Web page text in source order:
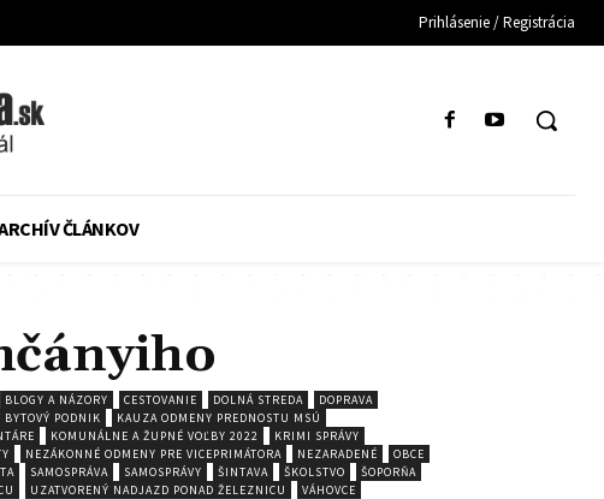
Prihlásenie / Registrácia
ČLÁNKOV
BLOGY A NÁZORY CESTOVANIE DOLNÁ STREDA
DOPRAVA
PODNIK
KAUZA ODMENY PREDNOSTU MSÚ
KOMUNÁLNE A ŽUPNÉ VOĽBY 2022
KRIMI SPRÁVY
NEZÁKONNÉ ODMENY PRE VICEPRIMÁTORA NEZARADENÉ
OBCE
SAMOSPRÁVA SAMOSPRÁVY ŠINTAVA ŠKOLSTVO
ŠOPORŇA
UZATVORENÝ NADJAZD PONAD ŽELEZNICU
VÁHOVCE